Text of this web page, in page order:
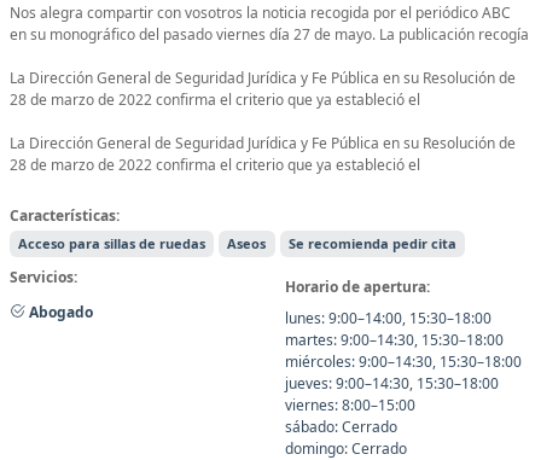
Nos alegra compartir con vosotros la noticia recogida por el periódico ABC
en su monográfico del pasado viernes día 27 de mayo. La publicación recogía
La Dirección General de Seguridad Jurídica y Fe Pública en su Resolución de
28 de marzo de 2022 confirma el criterio que ya estableció el
La Dirección General de Seguridad Jurídica y Fe Pública en su Resolución de
28 de marzo de 2022 confirma el criterio que ya estableció el
Características:
Acceso para sillas de ruedas Aseos Se recomienda pedir cita
Servicios:
Abogado
Horario de apertura:
lunes: 9:00–14:00, 15:30–18:00
martes: 9:00–14:30, 15:30–18:00
miércoles: 9:00–14:30, 15:30–18:00
jueves: 9:00–14:30, 15:30–18:00
viernes: 8:00–15:00
sábado: Cerrado
domingo: Cerrado